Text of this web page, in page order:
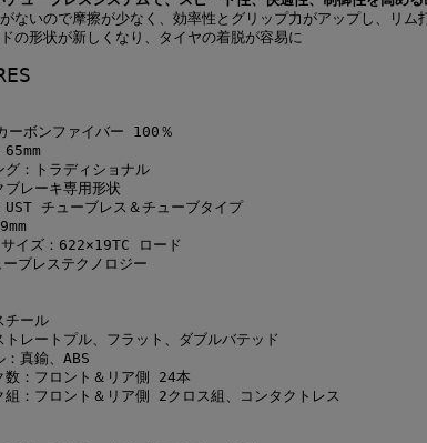
ないので摩擦が少なく、効率性とグリップ力がアップし、リム
の形状が新しくなり、タイヤの着脱が容易に
ーボンファイバー 100％
65mm
グ：トラディショナル
ブレーキ専用形状
UST チューブレス＆チューブタイプ
サイズ：622×19TC ロード
ーブレステクノロジー
チール
トレートプル、フラット、ダブルバテッド
：真鍮、ABS
数：フロント＆リア側 24本
組：フロント＆リア側 2クロス組、コンタクトレス